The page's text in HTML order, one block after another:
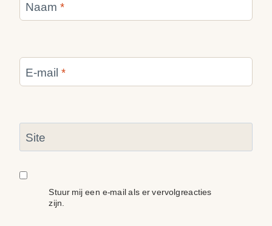
Naam *
E-mail *
Site
Stuur mij een e-mail als er vervolgreacties
zijn.